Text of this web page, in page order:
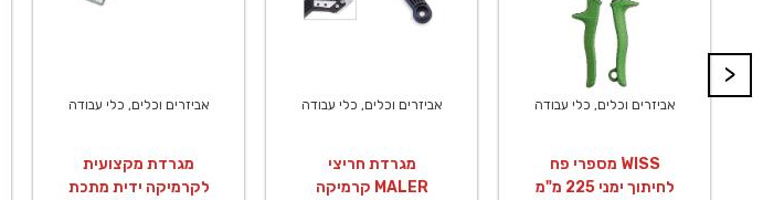
>
אביזרים וכלים, כלי עבודה
מספרי פח WISS
לחיתוך ימני 225 מ"מ
אביזרים וכלים, כלי עבודה
מגרדת חריצי
קרמיקה MALER
אביזרים וכלים, כלי עבודה
מגרדת מקצועית
לקרמיקה ידית מתכת